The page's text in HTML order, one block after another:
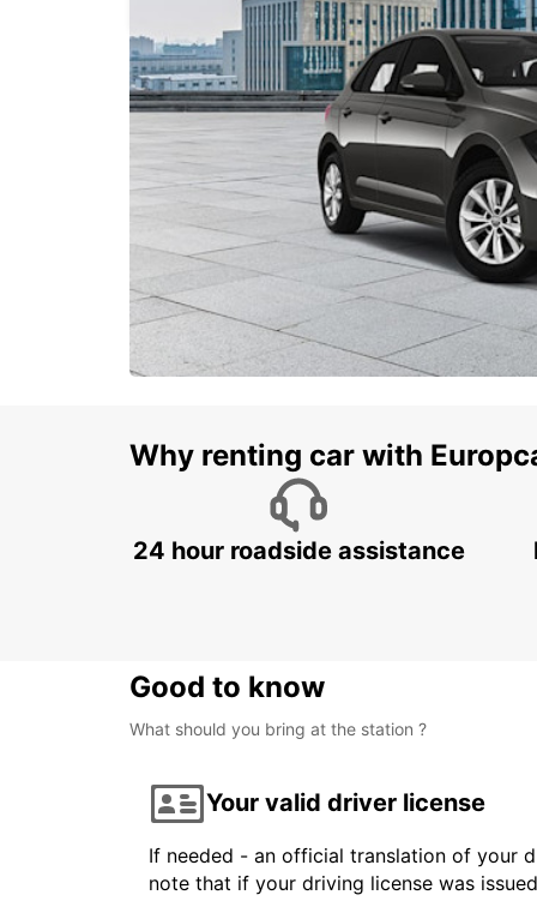
Why renting car with
24 hour roadside assistance
Good to know
What should you bring at the station ?
Your valid driver license
If needed - an official translation of your
note that if your driving license was